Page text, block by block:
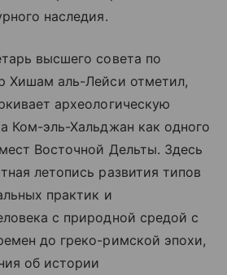
наследия.
высшего совета по
Хишам аль-Лейси отметил,
археологическую
Ком-эль-Хальджан как одного
Восточной Дельты. Здесь
летопись развития типов
практик и
с природной средой с
до греко-римской эпохи,
об истории